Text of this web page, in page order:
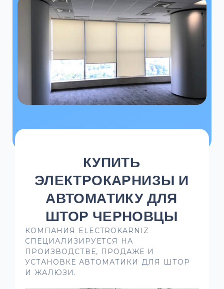
КУПИТЬ
ЭЛЕКТРОКАРНИЗЫ И
АВТОМАТИКУ ДЛЯ
ШТОР ЧЕРНОВЦЫ
КОМПАНИЯ ELECTROKARNIZ
СПЕЦИАЛИЗИРУЕТСЯ НА
ПРОИЗВОДСТВЕ, ПРОДАЖЕ И
УСТАНОВКЕ АВТОМАТИКИ ДЛЯ ШТОР
И ЖАЛЮЗИ.